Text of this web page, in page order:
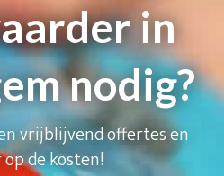
in
nodig?
vrijblijvend offertes en
de kosten!